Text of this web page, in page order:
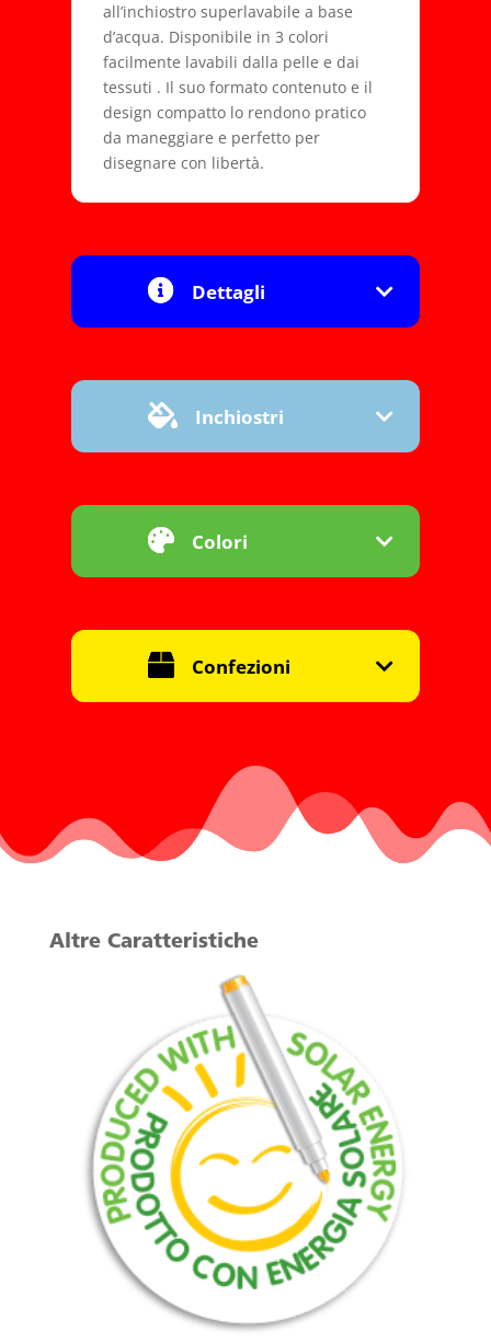
all’inchiostro superlavabile a base
d’acqua. Disponibile in 3 colori
facilmente lavabili dalla pelle e dai
tessuti . Il suo formato contenuto e il
design compatto lo rendono pratico
da maneggiare e perfetto per
disegnare con libertà.
Dettagli
Inchiostri
Colori
Confezioni
Altre Caratteristiche